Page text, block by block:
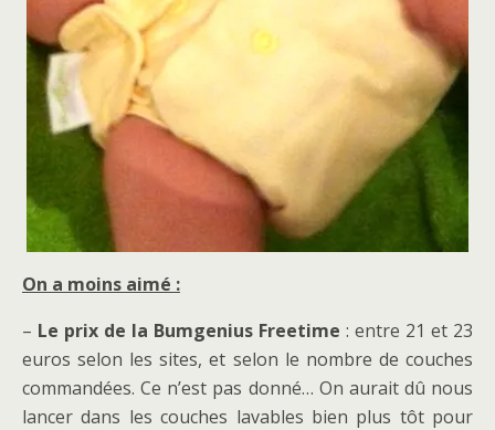
On a moins aimé :
– Le prix de la Bumgenius Freetime : entre 21 et 23
euros selon les sites, et selon le nombre de couches
commandées. Ce n’est pas donné… On aurait dû nous
lancer dans les couches lavables bien plus tôt pour